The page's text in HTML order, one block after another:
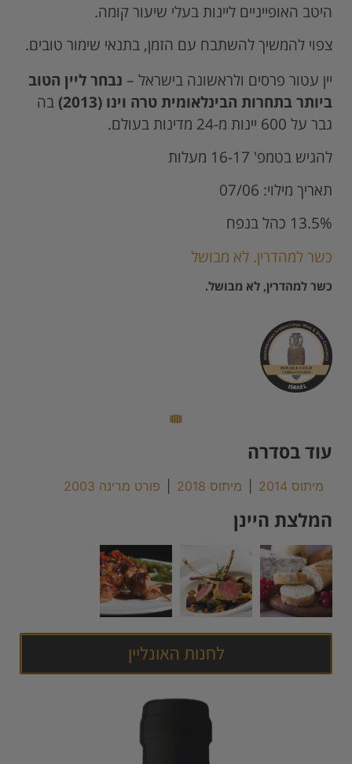
היטב האופייניים ליינות בעלי שיעור קומה.
צפוי להמשיך להשתבח עם הזמן, בתנאי שימור טובים.
יין עטור פרסים ולראשונה בישראל – נבחר ליין הטוב
ביותר בתחרות הבינלאומית טרה וינו (2013)
בה
גבר על 600 יינות מ-24 מדינות בעולם.
להגיש בטמפ' 16-17 מעלות
תאריך מילוי: 07/06
13.5% כהל בנפח
כשר למהדרין. לא מבושל
כשר למהדרין, לא מבושל.
עוד בסדרה
מיתוס 2014 מיתוס 2018 פורט מרינה 2003
המלצת היינן
לחנות האונליין